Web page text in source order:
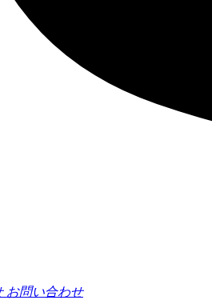
お問い合わせ